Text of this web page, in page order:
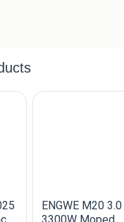
€ 179,00 .-